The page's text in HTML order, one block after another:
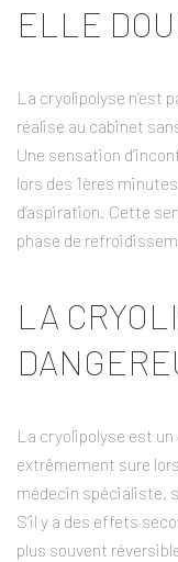
ELLE
La cryolipolyse n’est
réalise au cabinet
Une sensation
lors des 1ères
d’aspiration. Cette
phase de
LA
La cryolipolyse est
extrêmement sure
médecin spécialiste,
S’il y a des effets
plus souvent